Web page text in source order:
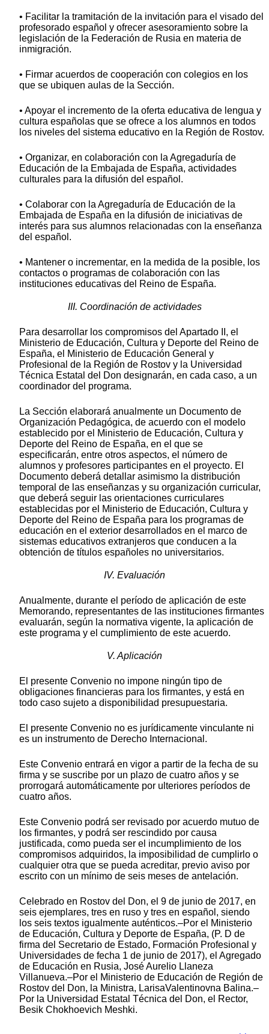
• Facilitar la tramitación de la invitación para el visado del
profesorado español y ofrecer asesoramiento sobre la
legislación de la Federación de Rusia en materia de
inmigración.
• Firmar acuerdos de cooperación con colegios en los
que se ubiquen aulas de la Sección.
• Apoyar el incremento de la oferta educativa de lengua y
cultura españolas que se ofrece a los alumnos en todos
los niveles del sistema educativo en la Región de Rostov.
• Organizar, en colaboración con la Agregaduría de
Educación de la Embajada de España, actividades
culturales para la difusión del español.
• Colaborar con la Agregaduría de Educación de la
Embajada de España en la difusión de iniciativas de
interés para sus alumnos relacionadas con la enseñanza
del español.
• Mantener o incrementar, en la medida de la posible, los
contactos o programas de colaboración con las
instituciones educativas del Reino de España.
III. Coordinación de actividades
Para desarrollar los compromisos del Apartado II, el
Ministerio de Educación, Cultura y Deporte del Reino de
España, el Ministerio de Educación General y
Profesional de la Región de Rostov y la Universidad
Técnica Estatal del Don designarán, en cada caso, a un
coordinador del programa.
La Sección elaborará anualmente un Documento de
Organización Pedagógica, de acuerdo con el modelo
establecido por el Ministerio de Educación, Cultura y
Deporte del Reino de España, en el que se
especificarán, entre otros aspectos, el número de
alumnos y profesores participantes en el proyecto. El
Documento deberá detallar asimismo la distribución
temporal de las enseñanzas y su organización curricular,
que deberá seguir las orientaciones curriculares
establecidas por el Ministerio de Educación, Cultura y
Deporte del Reino de España para los programas de
educación en el exterior desarrollados en el marco de
sistemas educativos extranjeros que conducen a la
obtención de títulos españoles no universitarios.
IV. Evaluación
Anualmente, durante el período de aplicación de este
Memorando, representantes de las instituciones firmantes
evaluarán, según la normativa vigente, la aplicación de
este programa y el cumplimiento de este acuerdo.
V. Aplicación
El presente Convenio no impone ningún tipo de
obligaciones financieras para los firmantes, y está en
todo caso sujeto a disponibilidad presupuestaria.
El presente Convenio no es jurídicamente vinculante ni
es un instrumento de Derecho Internacional.
Este Convenio entrará en vigor a partir de la fecha de su
firma y se suscribe por un plazo de cuatro años y se
prorrogará automáticamente por ulteriores períodos de
cuatro años.
Este Convenio podrá ser revisado por acuerdo mutuo de
los firmantes, y podrá ser rescindido por causa
justificada, como pueda ser el incumplimiento de los
compromisos adquiridos, la imposibilidad de cumplirlo o
cualquier otra que se pueda acreditar, previo aviso por
escrito con un mínimo de seis meses de antelación.
Celebrado en Rostov del Don, el 9 de junio de 2017, en
seis ejemplares, tres en ruso y tres en español, siendo
los seis textos igualmente auténticos.–Por el Ministerio
de Educación, Cultura y Deporte de España, (P. D de
firma del Secretario de Estado, Formación Profesional y
Universidades de fecha 1 de junio de 2017), el Agregado
de Educación en Rusia, José Aurelio Llaneza
Villanueva.–Por el Ministerio de Educación de Región de
Rostov del Don, la Ministra, LarisaValentinovna Balina.–
Por la Universidad Estatal Técnica del Don, el Rector,
Besik Chokhoevich Meshki.